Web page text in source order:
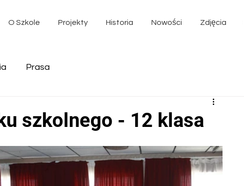
O Szkole Projekty Historia Nowości Zdjęcia
Prasa
szkolnego - 12 klasa